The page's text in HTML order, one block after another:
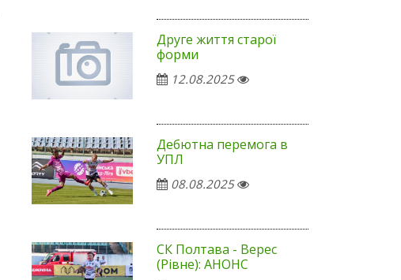
Друге життя старої
форми
12.08.2025
Дебютна перемога в
УПЛ
08.08.2025
СК Полтава - Верес
(Рівне): АНОНС